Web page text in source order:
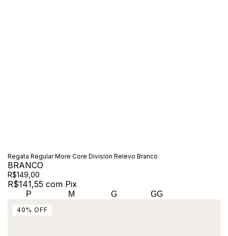
Regata Regular More Core Division Relevo Branco
BRANCO
R$149,00
R$141,55 com Pix
P M G GG
40 % OFF